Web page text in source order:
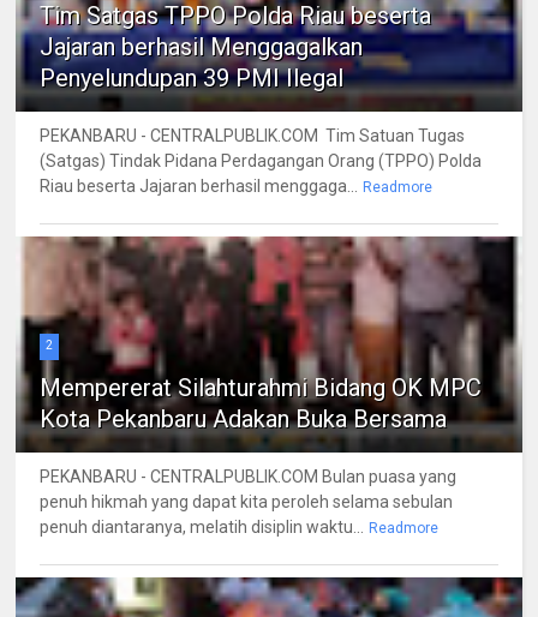
Tim Satgas TPPO Polda Riau beserta
Jajaran berhasil Menggagalkan
Penyelundupan 39 PMI Ilegal
PEKANBARU - CENTRALPUBLIK.COM Tim Satuan Tugas
(Satgas) Tindak Pidana Perdagangan Orang (TPPO) Polda
Riau beserta Jajaran berhasil menggaga... Readmore
2
Mempererat Silahturahmi Bidang OK MPC
Kota Pekanbaru Adakan Buka Bersama
PEKANBARU - CENTRALPUBLIK.COM Bulan puasa yang
penuh hikmah yang dapat kita peroleh selama sebulan
penuh diantaranya, melatih disiplin waktu... Readmore